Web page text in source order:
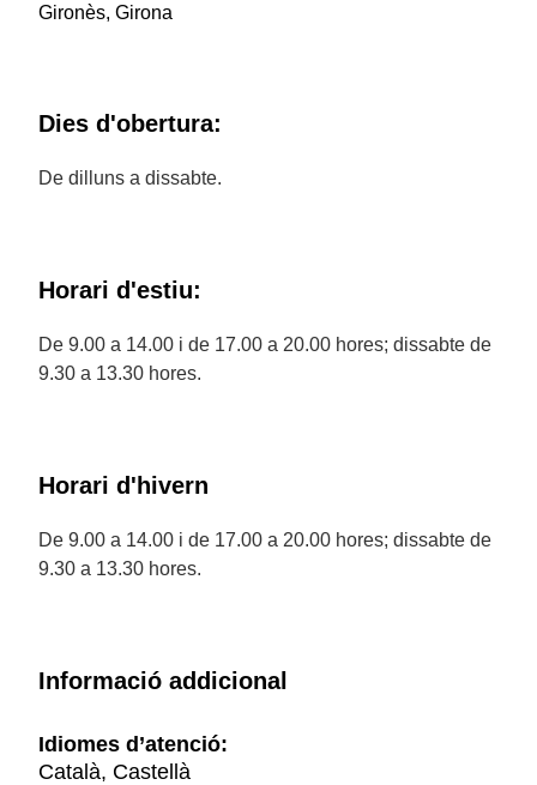
Gironès, Girona
Dies d'obertura:
De dilluns a dissabte.
Horari d'estiu:
De 9.00 a 14.00 i de 17.00 a 20.00 hores; dissabte de
9.30 a 13.30 hores.
Horari d'hivern
De 9.00 a 14.00 i de 17.00 a 20.00 hores; dissabte de
9.30 a 13.30 hores.
Informació addicional
Idiomes d’atenció:
Català, Castellà